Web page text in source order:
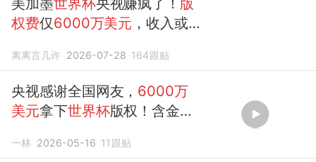
权费仅6000万美元 ，收入或
离离言几许 2026-07-28 164跟贴
央视感谢全国网友， 6000万
美元拿下世界杯版权！含金量
一林 2026-05-16 11 跟贴